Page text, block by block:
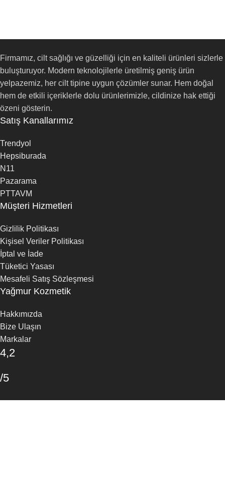
Firmamız, cilt sağlığı ve güzelliği için en kaliteli ürünleri sizlerle
buluşturuyor. Modern teknolojilerle üretilmiş geniş ürün
yelpazemiz, her cilt tipine uygun çözümler sunar. Hem doğal
hem de etkili içeriklerle dolu ürünlerimizle, cildinize hak ettiği
özeni gösterin.
Satış Kanallarımız
Trendyol
Hepsiburada
N11
Pazarama
PTTAVM
Müşteri Hizmetleri
Gizlilik Politikası
Kişisel Veriler Politikası
İptal ve İade
Tüketici Yasası
Mesafeli Satış Sözleşmesi
Yağmur Kozmetik
Hakkımızda
Bize Ulaşın
Markalar
4,2
/5